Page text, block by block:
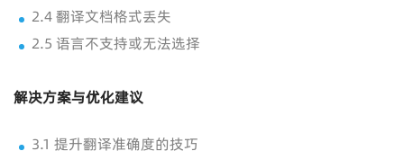
2.4 翻译文档格式丢失
2.5 语言不支持或无法选择
解决方案与优化建议
3.1 提升翻译准确度的技巧